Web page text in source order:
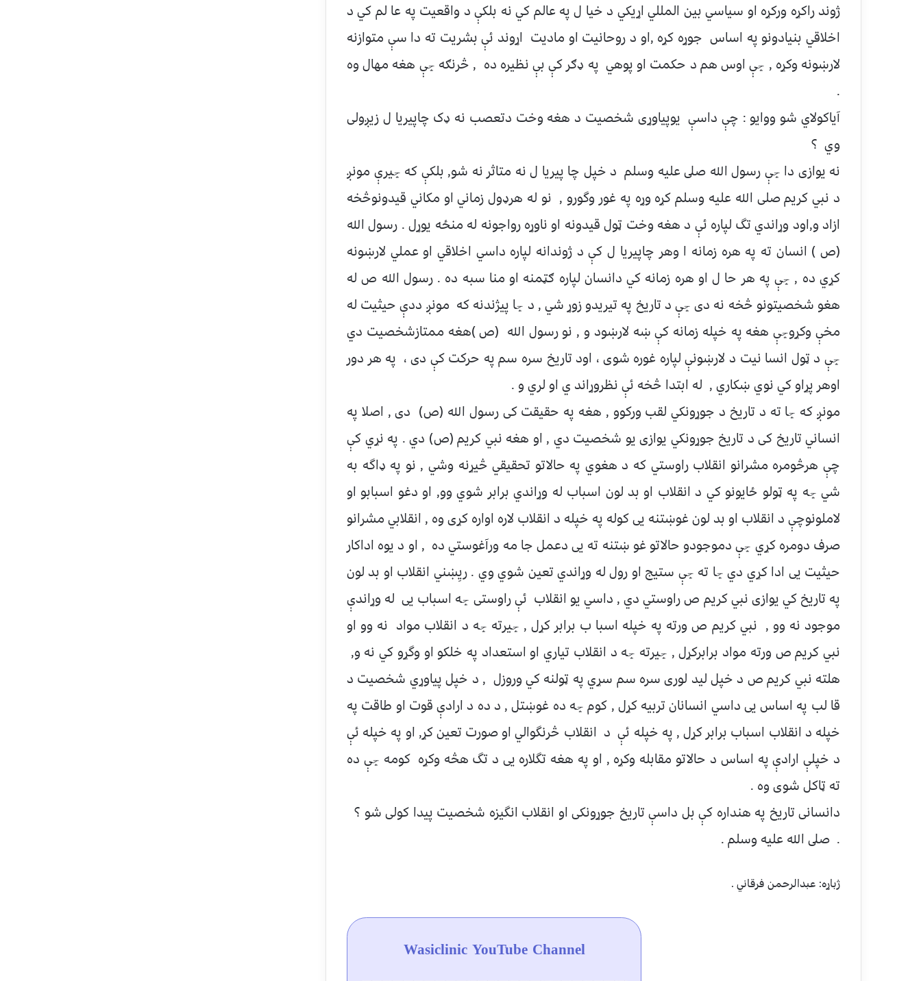
ژوند راكړه وركړه او سياسي بين المللي اړيكي د خيا ل په عالم كي نه بلكې د واقعيت په عا لم كي د
اخلاقي بنيادونو په اساس جوړه كړه ,او د روحانيت او ماديت اړوند ئې بشريت ته دا سې متوازنه
لارښونه وكړه , ڇې اوس هم د حكمت او پوهي په ډګر کې بې نظیره ده , څرنګه ڇې هغه مهال وه
.
آياكولاي شو ووايو : چې داسې يوپياوړی شخصيت د هغه وخت دتعصب نه ډک چاپيریا ل زیږولی
وي ؟
نه يوازی دا ڇې رسول الله صلى عليه وسلم د خپل چا پیریا ل نه متاثر نه شو, بلكې كه ڇيرې مونږ
د نبي كريم صلی الله علیه وسلم كړه وړه په غور وگورو , نو له هرډول زماني او مكاني قيدونوڅخه
ازاد و,اود وړاندي تگ لپاره ئې د هغه وخت ټول قيدونه او ناوړه رواجونه له منځه يوړل . رسول الله
(ص ) انسان ته په هره زمانه ا وهر چاپیریا ل کې د ژوندانه لپاره داسي اخلاقي او عملي لارښونه
كړي ده , ڇې په هر حا ل او هره زمانه كي دانسان لپاره ګټمنه او منا سبه ده . رسول الله ص له
هغو شخصيتونو څخه نه دی ڇې د تاريخ په تیریدو زوړ شي , د ڇا پيژندنه كه مونږ ددې حيثيت له
مخې وكړوڇې هغه په خپله زمانه كې ښه لارښود و , نو رسول الله (ص )هغه ممتازشخصيت دي
ڇې د ټول انسا نيت د لارښونې لپاره غوره شوی ، اود تاريخ سره سم په حركت كې دی ، په هر دور
اوهر پړاو كي نوي ښكاري , له ابتدا څخه ئې نظروړاند ي او لري و .
مونږ كه ڇا ته د تاريخ د جوړونكي لقب وركوو , هغه په حقيقت كى رسول الله (ص) دی , اصلا په
انساني تاريخ كى د تاريخ جوړونكي يوازی يو شخصيت دي , او هغه نبي كريم (ص) دي . په نړي کې
چې هرڅومره مشرانو انقلاب راوستي كه د هغوي په حالاتو تحقيقي څيړنه وشي , نو په ډاگه به
شي ڇه په ټولو ځايونو كي د انقلاب او بد لون اسباب له وړاندي برابر شوي وو, او دغو اسبابو او
لاملونوچې د انقلاب او بد لون غوښتنه يى كوله په خپله د انقلاب لاره اواره كړی وه , انقلابي مشرانو
صرف دومره كړي ڇې دموجودو حالاتو غو ښتنه ته يى دعمل جا مه ورآغوستي ده , او د يوه اداكار
حيثيت يى ادا كړي دي ڇا ته ڇې ستيج او رول له وړاندي تعين شوي وي . ريِښني انقلاب او بد لون
په تاريخ كي يوازی نبي كريم ص راوستي دي , داسي يو انقلاب ئې راوستی ڇه اسباب يى له وړاندې
موجود نه وو , نبي كريم ص ورته په خپله اسبا ب برابر كړل , ڇيرته ڇه د انقلاب مواد نه وو او
نبي كريم ص ورته مواد برابركړل , ڇيرته ڇه د انقلاب تياري او استعداد په خلكو او وگړو كي نه و,
هلته نبي كريم ص د خپل لید لوری سره سم سړي په ټولنه كي وروزل , د خپل پياوړي شخصيت د
قا لب په اساس يى داسي انسانان تربيه كړل , كوم ڇه ده غوښتل , د ده د ارادې قوت او طاقت په
خپله د انقلاب اسباب برابر كړل , په خپله ئې د انقلاب څرنگوالي او صورت تعين كړ, او په خپله ئې
د خپلې ارادې په اساس د حالاتو مقابله وكړه , او په هغه تگلاره يى د تگ هڅه وكړه كومه ڇې ده
ته ټاکل شوی وه .
دانسانی تاریخ په هنداره کې بل داسې تاريخ جوړونكی او انقلاب انگيزه شخصيت پیدا کولی شو ؟
. صلى الله عليه وسلم .
ژباړه: عبدالرحمن فرقاني .
Wasiclinic YouTube Channel